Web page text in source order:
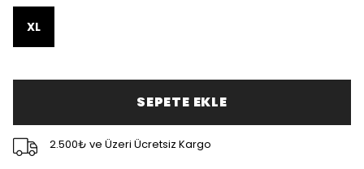
XL
SEPETE EKLE
2.500₺ ve Üzeri Ücretsiz Kargo